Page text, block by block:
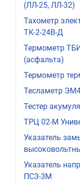
(ЛЛ-25, ЛЛ-32)
Тахометр
ТК-2-24В-Д
Термометр
(асфальта)
Термометр
Тесламетр
Тестер
ТРЦ 02-М
Указатель
Указатель
ПСЗ-3М